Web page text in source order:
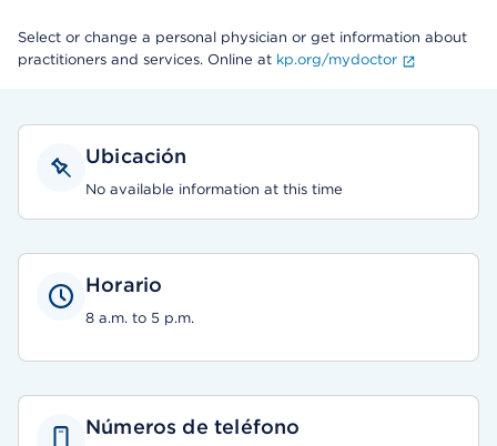
Select or change a personal physician or get information about
practitioners and services. Online at kp.org/mydoctor
Ubicación
No available information at this time
Horario
8 a.m. to 5 p.m.
Números de teléfono